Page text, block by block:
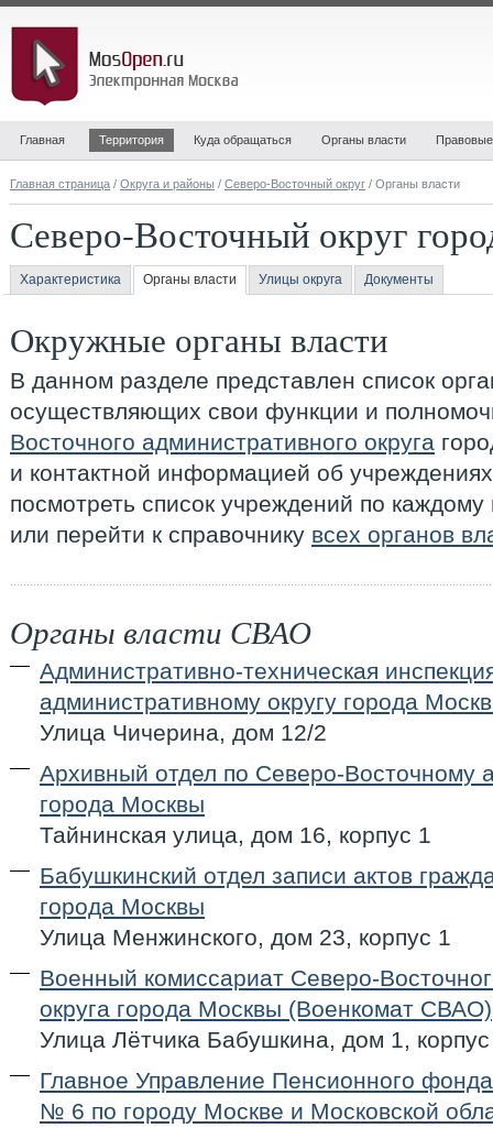
Главная Территория Куда обращаться Органы власти
Главная страница / Округа и районы / Северо-Восточный округ / Органы власти
Северо-Восточный округ
Характеристика Органы власти Улицы округа Документы
Окружные органы власти
В данном разделе представлен список
осуществляющих свои функции и
Восточного административного округа
и контактной информацией об
посмотреть список учреждений по
или перейти к справочнику всех органов
Органы власти СВАО
Административно-техническая
административному округу города
Улица Чичерина, дом 12/2
Архивный отдел по Северо-Восточному
города Москвы
Тайнинская улица, дом 16, корпус 1
Бабушкинский отдел записи актов
города Москвы
Улица Менжинского, дом 23, корпус 1
Военный комиссариат Северо-
округа города Москвы (Военкомат СВАО)
Улица Лётчика Бабушкина, дом 1,
Главное Управление Пенсионного
№ 6 по городу Москве и Московской